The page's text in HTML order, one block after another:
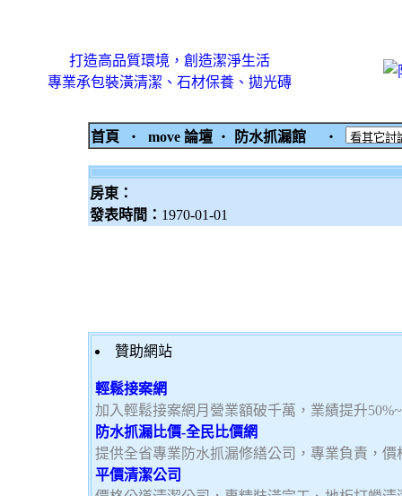
打造高品質環境，創造潔淨生活
專業承包裝潢清潔、石材保養、拋光磚
首頁 ‧ move 論壇 ‧ 防水抓漏館 ‧
房東：
發表時間： 1970-01-01
贊助網站
輕鬆接案網
加入輕鬆接案網月營業額破千萬，業績提升
防水抓漏比價-全民比價網
提供全省專業防水抓漏修繕公司，專業負責，
平價清潔公司